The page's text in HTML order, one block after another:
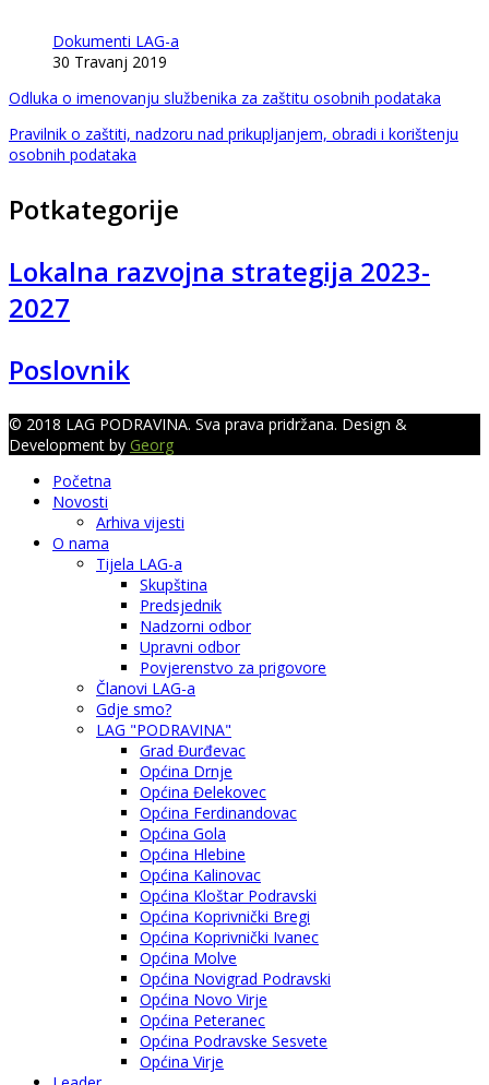
Dokumenti LAG-a
30 Travanj 2019
Odluka o imenovanju službenika za zaštitu osobnih podataka
Pravilnik o zaštiti, nadzoru nad prikupljanjem, obradi i korištenju
osobnih podataka
Potkategorije
Lokalna razvojna strategija 2023-
2027
Poslovnik
© 2018 LAG PODRAVINA. Sva prava pridržana. Design &
Development by Georg
Početna
Novosti
Arhiva vijesti
O nama
Tijela LAG-a
Skupština
Predsjednik
Nadzorni odbor
Upravni odbor
Povjerenstvo za prigovore
Članovi LAG-a
Gdje smo?
LAG "PODRAVINA"
Grad Đurđevac
Općina Drnje
Općina Đelekovec
Općina Ferdinandovac
Općina Gola
Općina Hlebine
Općina Kalinovac
Općina Kloštar Podravski
Općina Koprivnički Bregi
Općina Koprivnički Ivanec
Općina Molve
Općina Novigrad Podravski
Općina Novo Virje
Općina Peteranec
Općina Podravske Sesvete
Općina Virje